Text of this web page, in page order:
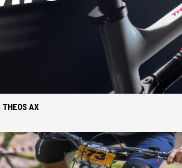
OCHRANA KOLA
OSVĚTLENÍ
STOJANY
ZRCADLA NA KOLO
ZVONKY
NÁHRADNÍ
AX